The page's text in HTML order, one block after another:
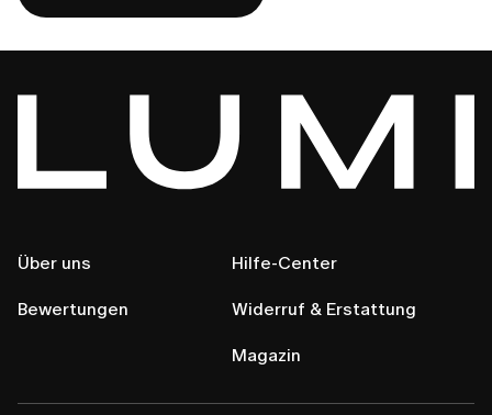
Über uns
Bewertungen
Hilfe-Center
Widerruf & Erstattung
Magazin